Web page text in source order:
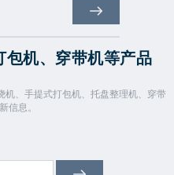
包机、穿带机等产品
机、手提式打包机、托盘整理机、穿带
信息。